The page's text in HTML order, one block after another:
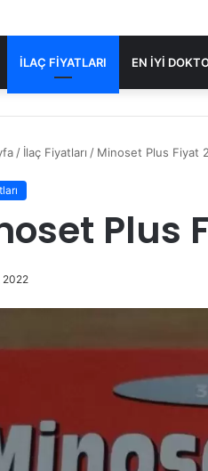
İLAÇ FIYATLARI EN IYI
/ İlaç Fiyatları / Minoset Plus Fiyat
Plus
2022